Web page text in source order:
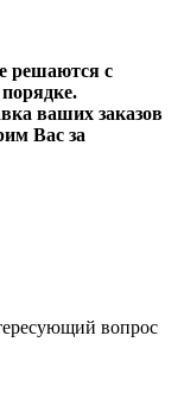
решаются с
ваших заказов
Вас за
вопрос